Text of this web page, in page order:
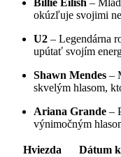
Billie Eilish –
okúzľuje svojimi
U2 – Legendárna
upútať svojím
Shawn Mendes –
skvelým hlasom,
Ariana Grande –
výnimočným
Hviezda Dátum